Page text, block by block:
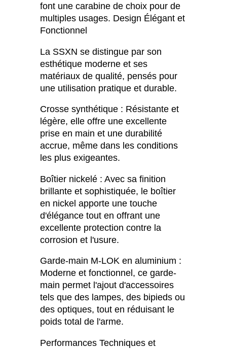
font une carabine de choix pour de
multiples usages. Design Élégant et
Fonctionnel
La SSXN se distingue par son
esthétique moderne et ses
matériaux de qualité, pensés pour
une utilisation pratique et durable.
Crosse synthétique : Résistante et
légère, elle offre une excellente
prise en main et une durabilité
accrue, même dans les conditions
les plus exigeantes.
Boîtier nickelé : Avec sa finition
brillante et sophistiquée, le boîtier
en nickel apporte une touche
d'élégance tout en offrant une
excellente protection contre la
corrosion et l'usure.
Garde-main M-LOK en aluminium :
Moderne et fonctionnel, ce garde-
main permet l'ajout d'accessoires
tels que des lampes, des bipieds ou
des optiques, tout en réduisant le
poids total de l'arme.
Performances Techniques et